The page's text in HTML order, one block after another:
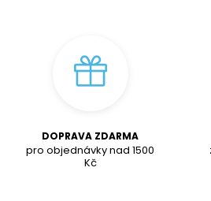
DOPRAVA ZDARMA
pro objednávky nad 1500
Kč